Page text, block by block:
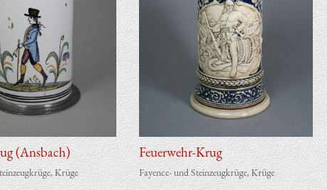
(Ans­bach)
,Krüge
Feuerwehr-Krug
Fayence- und Steinzeugkrüge,Krüge